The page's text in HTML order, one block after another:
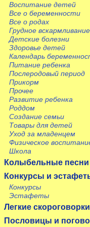
Воспитание детей
Все о беременности
Все о родах
Грудное вскармливание
Детские болезни
Здоровье детей
Календарь
Питание ребенка
Послеродовый период
Прикорм
Прочее
Развитие ребенка
Роддом
Создание семьи
Товары для детей
Уход за младенцем
Физическое
Школа
Колыбельные песни
Конкурсы и
Конкурсы
Эстафеты
Легкие скороговорки
Пословицы и